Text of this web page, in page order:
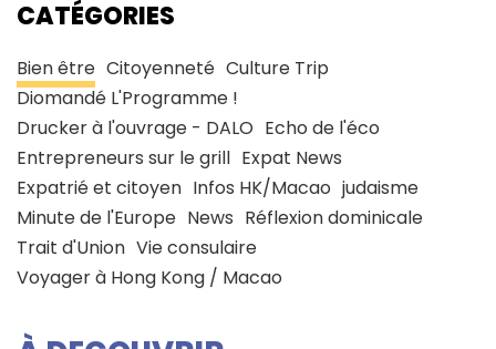
CATÉGORIES
Bien être Citoyenneté Culture Trip
Diomandé L'Programme !
Drucker à l'ouvrage - DALO Echo de l'éco
Entrepreneurs sur le grill Expat News
Expatrié et citoyen Infos HK/Macao judaisme
Minute de l'Europe News Réflexion dominicale
Trait d'Union Vie consulaire
Voyager à Hong Kong / Macao